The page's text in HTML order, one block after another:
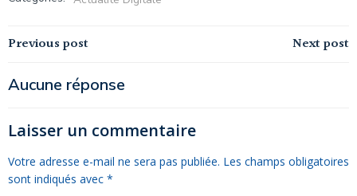
Navigation
de
l’article
Previous post Navigation
l’article
Next post
Aucune réponse
Laisser un commentaire
Votre adresse e-mail ne sera pas publiée. Les champs obligatoires
sont indiqués avec *